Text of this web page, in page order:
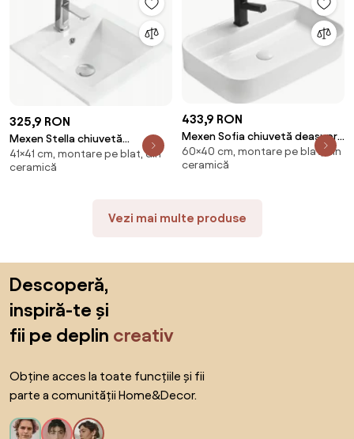
325,9 RON
Mexen Stella chiuvetă
încastrată în blat 41 x 41 cm,
albă - 25454100
41×41 cm, montare pe blat, din
ceramică
433,9 RON
Mexen Sofia chiuvetă deasupra
blatului 60 x 40 cm, albă -
22156000
60×40 cm, montare pe blat, din
ceramică
Vezi mai multe produse
Descoperă,
inspiră-te și
fii pe deplin creativ
Obține acces la toate funcțiile și fii
parte a comunității Home&Decor.